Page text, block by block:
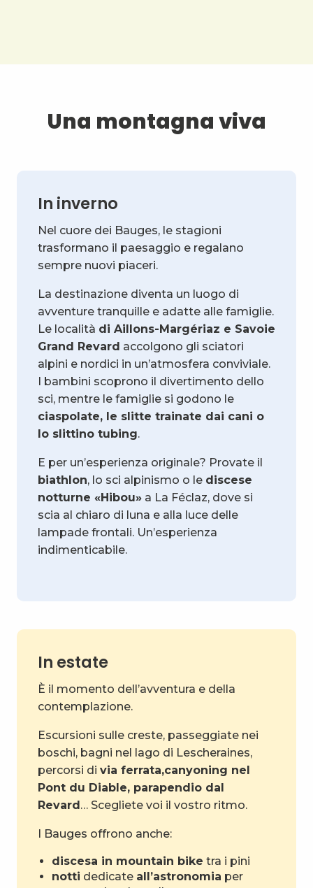
Una montagna viva
In inverno
Nel cuore dei Bauges, le stagioni
trasformano il paesaggio e regalano
sempre nuovi piaceri.
La destinazione diventa un luogo di
avventure tranquille e adatte alle famiglie.
Le località di Aillons-Margériaz e Savoie
Grand Revard accolgono gli sciatori
alpini e nordici in un’atmosfera conviviale.
I bambini scoprono il divertimento dello
sci, mentre le famiglie si godono le
ciaspolate, le slitte trainate dai cani o
lo slittino tubing.
E per un’esperienza originale? Provate il
biathlon, lo sci alpinismo o le discese
notturne «Hibou» a La Féclaz, dove si
scia al chiaro di luna e alla luce delle
lampade frontali. Un’esperienza
indimenticabile.
In estate
È il momento dell’avventura e della
contemplazione.
Escursioni sulle creste, passeggiate nei
boschi, bagni nel lago di Lescheraines,
percorsi di via ferrata,canyoning nel
Pont du Diable, parapendio dal
Revard… Scegliete voi il vostro ritmo.
I Bauges offrono anche:
discesa in mountain bike tra i pini
notti dedicate all’astronomia per